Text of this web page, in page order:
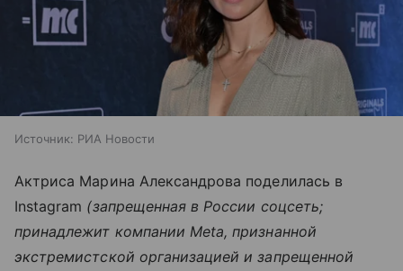
Источник: РИА Новости
Актриса Марина Александрова поделилась в
Instagram (запрещенная в России соцсеть;
принадлежит компании Meta, признанной
экстремистской организацией и запрещенной